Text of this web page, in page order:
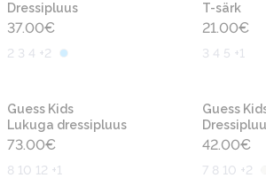
Dressipluus
37.00€
2 3 4 +2
T-särk
21.00€
3 4 5 +1
Guess Kids
Lukuga dressipluus
73.00€
8 10 12 +1
Guess
42.00€
7 8 10 +2